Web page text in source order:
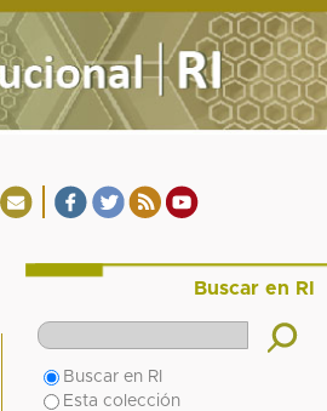
Buscar en RI
Buscar en RI
Esta colección